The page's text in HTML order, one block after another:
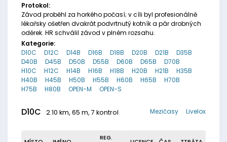
Protokol:
Závod proběhl za horkého počasí; v cíli byl profesionálně
lékařsky ošetřen dvakrát podvrtnutý kotník a pár drobných
oděrek. HR schválil závod v plném rozsahu.
Kategorie:
D10C
D12C D14B D16B D18B D20B D21B
D35B
D40B
D45B D50B D55B D60B D65B
D70B
H10C
H12C H14B H16B H18B H20B H21B
H35B
H40B
H45B H50B H55B H60B H65B
H70B
H75B
H80B OPEN-M OPEN-S
D10C 2.10 km, 65 m, 7 kontrol Livelox
Mezičasy
REG.